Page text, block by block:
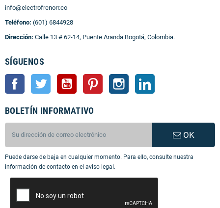
info@electrofrenorr.co
Teléfono: (601) 6844928
Dirección: Calle 13 # 62-14, Puente Aranda Bogotá, Colombia.
SÍGUENOS
Facebook Twitter YouTube Pinterest Instagram
BOLETÍN INFORMATIVO
OK
Puede darse de baja en cualquier momento. Para ello, consulte nuestra
información de contacto en el aviso legal.